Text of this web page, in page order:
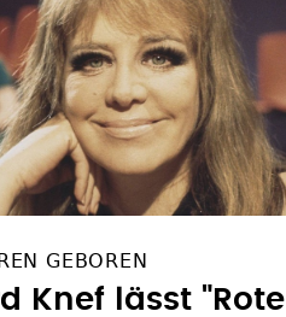
GEBOREN
Knef lässt "Rote